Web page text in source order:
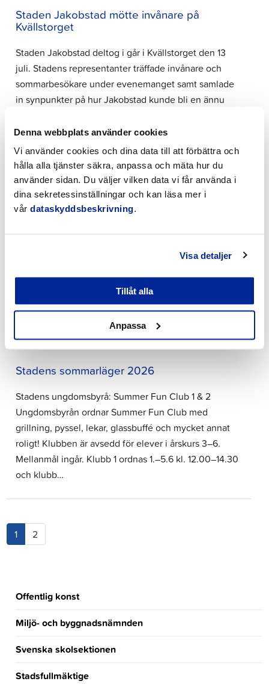
Denna webbplats använder cookies
Vi använder cookies och dina data till att förbättra och
hålla alla tjänster säkra, anpassa och mäta hur du
använder sidan. Du väljer vilken data vi får använda i
dina sekretessinställningar och kan läsa mer i
vår dataskyddsbeskrivning.
Visa detaljer
Tillåt alla
Anpassa
Staden Jakobstad mötte invånare på
Kvällstorget
Staden Jakobstad deltog i går i Kvällstorget den 13
juli. Stadens representanter träffade invånare och
sommarbesökare under evenemanget samt samlade
in synpunkter på hur Jakobstad kunde bli en ännu
goda utvecklingsidéer fram. Staden fick…
9.7.2026 | Nyheter
Stadshusets kundbetjäningspunkt sommaren
2026
månad och betjänar återigen normalt från och med 3
stadens telefonväxel 06 786 3111. Växeln är öppen kl.
8.00–15.30.
8.5.2026 | Nyheter
Stadens sommarläger 2026
Stadens ungdomsbyrå: Summer Fun Club 1 & 2
Ungdomsbyrån ordnar Summer Fun Club med
grillning, pyssel, lekar, glassbuffé och mycket annat
roligt! Klubben är avsedd för elever i årskurs 3–6.
Mellanmål ingår. Klubb 1 ordnas 1.–5.6 kl. 12.00–14.30
och klubb…
1(current)
2
Offentlig konst
Miljö- och byggnadsnämnden
Svenska skolsektionen
Stadsfullmäktige